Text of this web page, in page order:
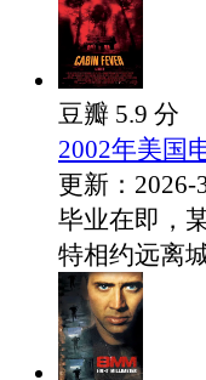
豆瓣 5.9 分
2002年美国
更新：2026-
毕业在即，
特相约远离